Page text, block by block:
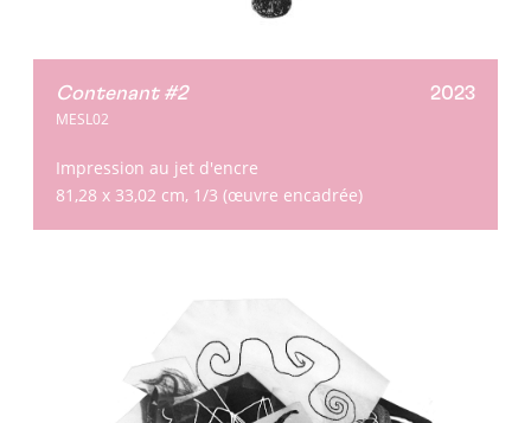
Contenant #2
2023
MESL02
Impression au jet d'encre
81,28 x 33,02 cm, 1/3 (œuvre encadrée)